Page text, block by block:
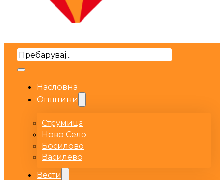
Search
Насловна
Општини
Струмица
Ново Село
Босилово
Василево
Вести